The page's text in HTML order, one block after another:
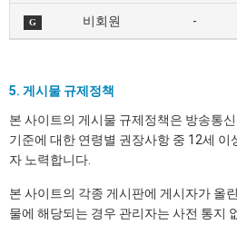
G 비회원 -
5. 게시물 규제정책
본 사이트의 게시물 규제정책은 방송통
기준에 대한 연령별 권장사항 중 12세 이
자 노력합니다.
본 사이트의 각종 게시판에 게시자가 올
물에 해당되는 경우 관리자는 사전 통지